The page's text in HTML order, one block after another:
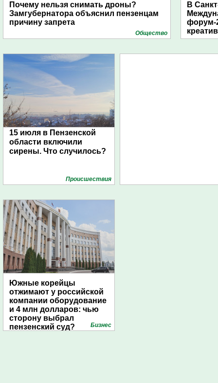
Почему нельзя снимать дроны?
Замгубернатора объяснил пензенцам
причину запрета
Общество
В
форум-
15 июля в Пензенской
области включили
сирены. Что случилось?
Проиcшествия
Южные корейцы
отжимают у российской
компании оборудование
и 4 млн долларов: чью
сторону выбрал
пензенский суд?
Бизнес